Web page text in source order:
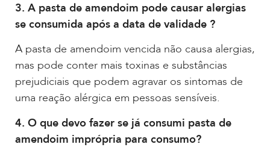
3. A pasta de amendoim pode causar alergias
se consumida após a data de validade ?
A pasta de amendoim vencida não causa alergias,
mas pode conter mais toxinas e substâncias
prejudiciais que podem agravar os sintomas de
uma reação alérgica em pessoas sensíveis.
4. O que devo fazer se já consumi pasta de
amendoim imprópria para consumo?